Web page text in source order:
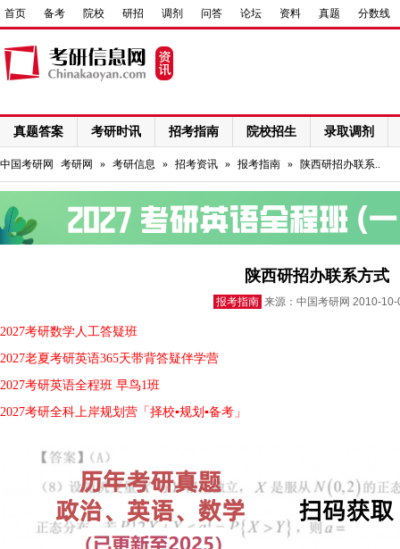
首页 备考 院校 研招 调剂 问答 论坛 资料 真题 分数线
真题答案 考研时讯 招考指南 院校招生 录取调剂
网络课程
中国考研网 考研网 » 考研信息 » 招考资讯 » 报考指南 » 陕西研招办联系..
陕西研招办联系方式
报考指南 来源：中国考研网 2010-
2027考研数学人工答疑班
2027老夏考研英语365天带背答疑伴学营
2027考研英语全程班 早鸟1班
2027考研全科上岸规划营「择校▪规划▪备考」